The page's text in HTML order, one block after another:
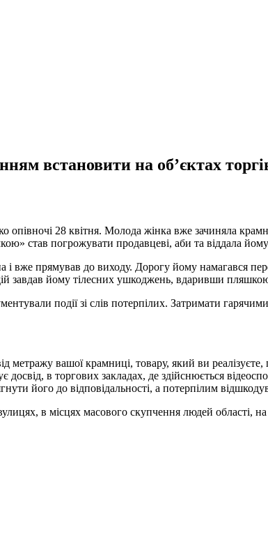
встановити на об’єктах
опівночі 28 квітня. Молода жінка вже зачиняла
став погрожувати продавцеві, аби та віддала
і вже прямував до виходу. Дорогу йому намагався
завдав йому тілесних ушкоджень, вдаривши
події зі слів потерпілих. Затримати
метражу вашої крамниці, товару, який ви
досвід, в торгових закладах, де здійснюється
його до відповідальності, а потерпілим
в місцях масового скупчення людей області,